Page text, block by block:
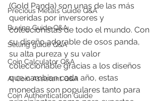
Precious Metals Guide Q&A
Buying Guide Q&A
Selling guide Q&A
Coin Calculator Q&A
AI Coin Assistant Q&A
Coin Authentication Guide
(Gold Panda) son unas de las más
queridas por inversores y
coleccionistas de todo el mundo. Con
su diseño adorable de osos panda,
su alta pureza y su valor
coleccionable gracias a los diseños
que cambian cada año, estas
monedas son populares tanto para